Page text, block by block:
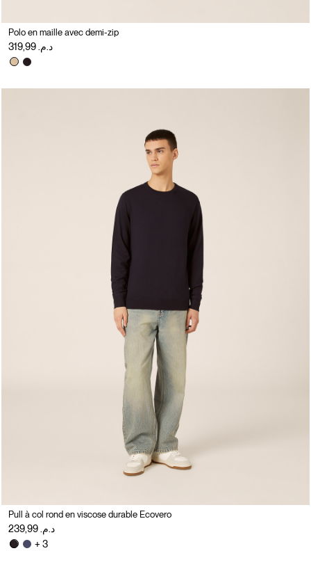
Polo en maille avec demi-zip
د.م. 319,99
Pull à col rond en viscose durable Ecovero
د.م. 239,99
+ 3